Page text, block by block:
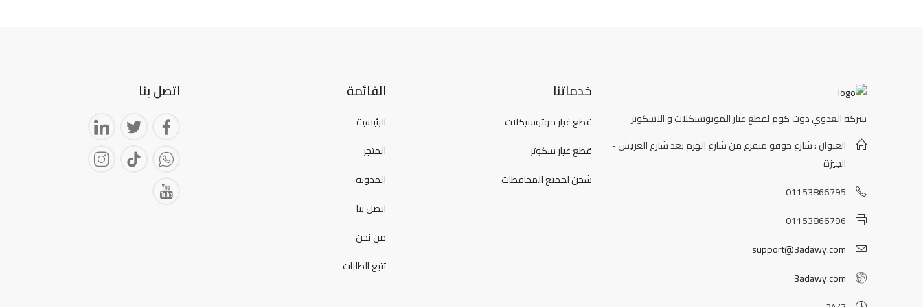
شركة العدوي دوت كوم لقطع غيار الموتوسيكلات و الاسكوتر
العنوان : شارع خوفو متفرع من شارع الهرم بعد شارع العريش -
الجيزة
01153866795
01153866796
support@3adawy.com
3adawy.com
خدماتنا
قطع غيار موتوسيكلات
قطع غيار سكوتر
شحن لجميع المحافظات
القائمة
الرئيسية
المتجر
المدونة
اتصل بنا
من نحن
تتبع الطلبات
اتصل بنا